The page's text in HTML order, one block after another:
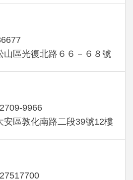
山區光復北路６６－６８號
9966
安區敦化南路二段39號12樓